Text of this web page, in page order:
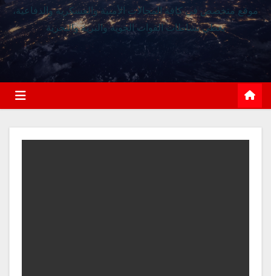
موقع متخصص في كافة المجالات الأمنية والعسكرية والدفاعية،
يغطي نشاطات القوات الجوية والبرية والبحرية